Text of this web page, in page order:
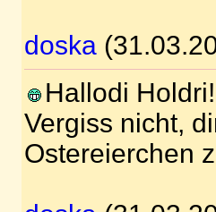
doska
Hallodi Holdri!
Vergiss nicht,
Ostereierchen